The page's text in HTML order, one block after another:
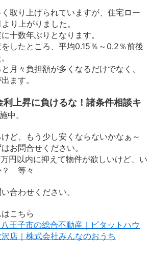
取り上げられていますが、住宅ロー
り上がりました。
十数年ぶりとなります。
したところ、平均0.15％～0.2％前後
月々負担額が多くなるだけでなく、
ます。
利上昇に負けるな！諸条件相談キ
中。
ど、もう少し安くならないかなぁ～
お問合せください。
円以内に抑えて物件が欲しいけど、い
？ 等々
合わせください。
こちら
王子市の総合不動産｜ピタットハウ
店｜株式会社みんなのおうち